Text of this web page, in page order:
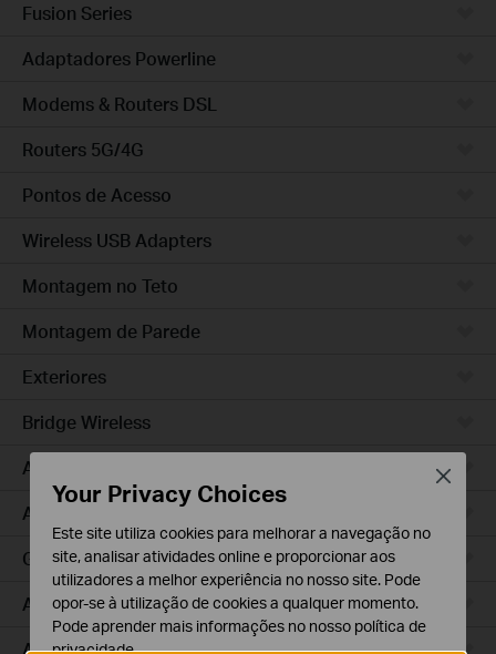
Fusion Series
Adaptadores Powerline
Modems & Routers DSL
Routers 5G/4G
Pontos de Acesso
Wireless USB Adapters
Montagem no Teto
Montagem de Parede
Exteriores
Bridge Wireless
Access Pro
Access Plus
GPON
Agile
Access
Your Privacy Choices
Este site utiliza cookies para melhorar a navegação no
site, analisar atividades online e proporcionar aos
utilizadores a melhor experiência no nosso site. Pode
opor-se à utilização de cookies a qualquer momento.
Pode aprender mais informações no nosso política de
privacidade.
Close